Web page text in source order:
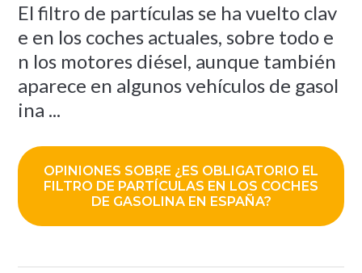
El filtro de partículas se ha vuelto clav
e en los coches actuales, sobre todo e
n los motores diésel, aunque también
aparece en algunos vehículos de gasol
ina ...
OPINIONES SOBRE ¿ES OBLIGATORIO EL
FILTRO DE PARTÍCULAS EN LOS COCHES
DE GASOLINA EN ESPAÑA?